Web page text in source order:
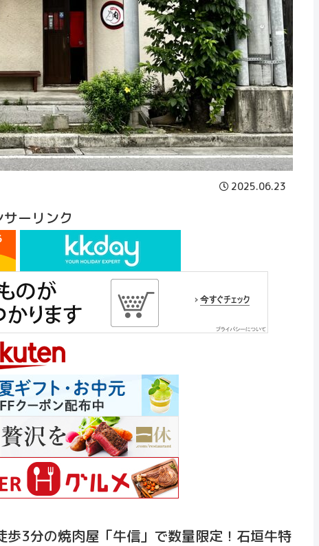
2025.06.23
ーリンク
歩3分の焼肉屋「牛信」で数量限定！石垣牛特